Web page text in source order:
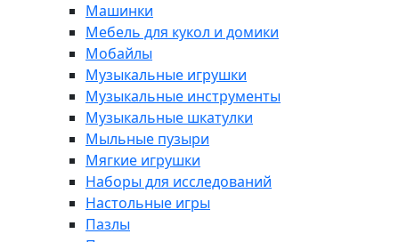
Машинки
Мебель для кукол и домики
Мобайлы
Музыкальные игрушки
Музыкальные инструменты
Музыкальные шкатулки
Мыльные пузыри
Мягкие игрушки
Наборы для исследований
Настольные игры
Пазлы